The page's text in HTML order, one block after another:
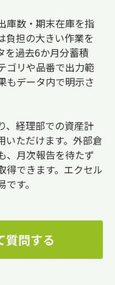
庫数・期末在庫を指
負担の大きい作業を
を過去6か月分蓄積
ゴリや品番で出力範
もデータ内で明示さ
、経理部での資産計
いただけます。外部倉
、月次報告を待たず
得できます。エクセル
す。
質問する